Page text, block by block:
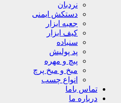
نردبان
دستکش ایمنی
جعبه ابزار
کیف ابزار
سنباده
پد پولیش
پیچ و مهره
میخ و میخ پرچ
انواع چسب
تماس باما
درباره ما